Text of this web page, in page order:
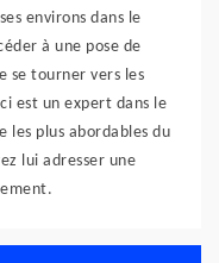
environs dans le
à une pose de
se tourner vers les
est un expert dans le
les plus abordables du
lui adresser une